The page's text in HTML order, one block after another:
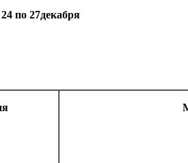
по 27декабря